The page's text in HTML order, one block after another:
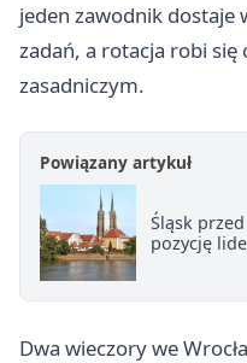
jeden zawodnik dostaje
zadań, a rotacja robi się
zasadniczym.
Powiązany artykuł
Śląsk
pozycję
Dwa wieczory we